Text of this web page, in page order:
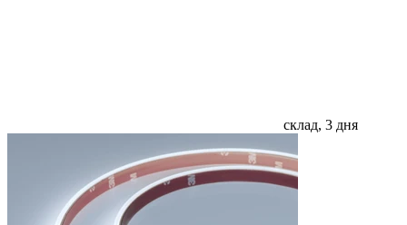
склад, 3 дня